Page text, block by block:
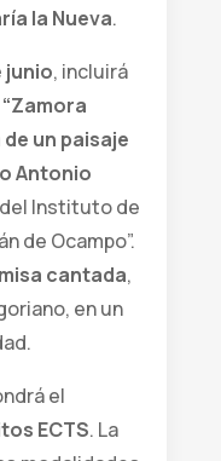
la Nueva.
junio, incluirá
“Zamora
un paisaje
Antonio
Instituto de
de Ocampo”.
misa cantada,
en un
el
ECTS. La